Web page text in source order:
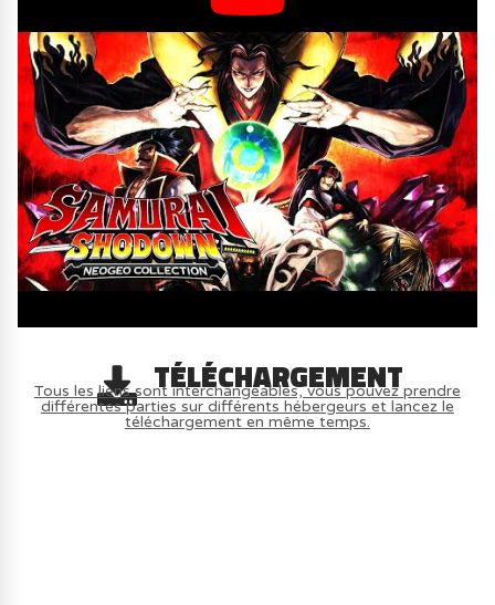
TÉLÉCHARGEMENT
Tous les liens sont interchangeables, vous pouvez prendre
différentes parties sur différents hébergeurs et lancez le
téléchargement en même temps.